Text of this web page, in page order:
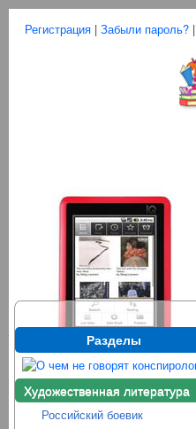
Регистрация | Забыли пароль? |
Разделы
Художественная литература
Российский боевик